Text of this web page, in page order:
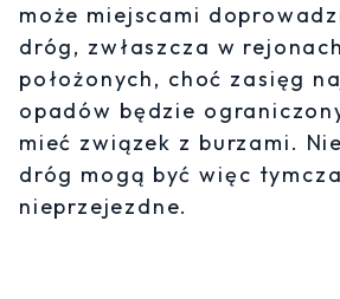
może miejscami
dróg, zwłaszcza w
położonych, choć zasięg
opadów będzie
mieć związek z burzami.
dróg mogą być więc
nieprzejezdne.